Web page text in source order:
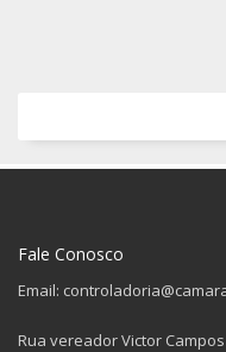
Fale Conosco
Email:
Rua vereador Victor